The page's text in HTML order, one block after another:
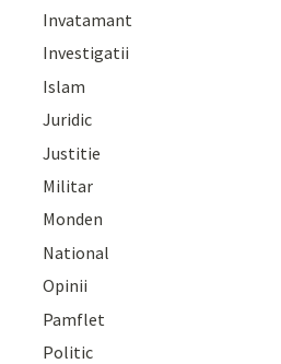
Invatamant
Investigatii
Islam
Juridic
Justitie
Militar
Monden
National
Opinii
Pamflet
Politic